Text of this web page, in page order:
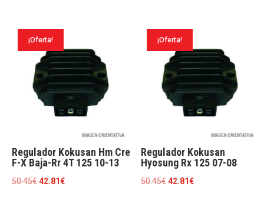
era:
50.45€.42.81€.
50.45€.
¡Oferta!
Regulador Kokusan Hm Cre
F-X Baja-Rr 4T 125 10-13
50.45€El
42.81€El
¡Oferta!
Regulador Kokusan
Hyosung Rx 125 07-08
50.45€El
42.81€El